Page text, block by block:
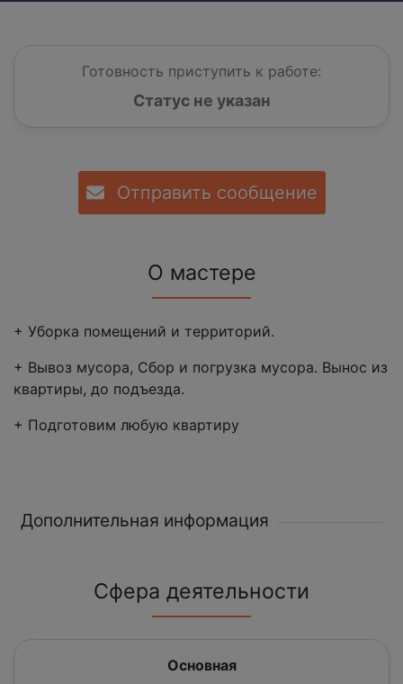
Готовность приступить к работе:
Статус не указан
Отправить сообщение
О мастере
+ Уборка помещений и территорий.
+ Вывоз мусора, Сбор и погрузка мусора. Вынос из
квартиры, до подъезда.
+ Подготовим любую квартиру
Дополнительная информация
Сфера деятельности
Основная